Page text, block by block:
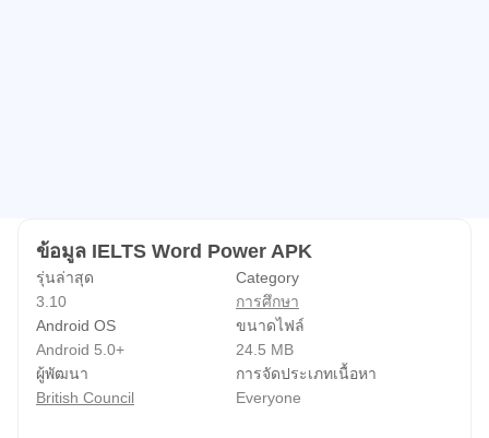
ข้อมูล IELTS Word Power APK
รุ่นล่าสุด
3.10
Category
การศึกษา
Android OS
Android 5.0+
ขนาดไฟล์
24.5 MB
ผู้พัฒนา
British Council
การจัดประเภทเนื้อหา
Everyone